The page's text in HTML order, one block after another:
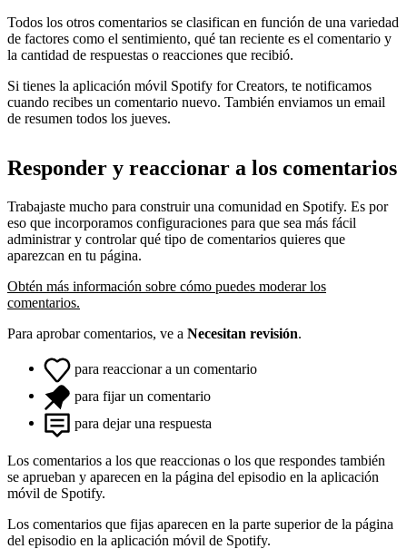
Todos los otros comentarios se clasifican en función de una variedad
de factores como el sentimiento, qué tan reciente es el comentario y
la cantidad de respuestas o reacciones que recibió.
Si tienes la aplicación móvil Spotify for Creators, te notificamos
cuando recibes un comentario nuevo. También enviamos un email
de resumen todos los jueves.
Responder y reaccionar a los comentarios
Trabajaste mucho para construir una comunidad en Spotify. Es por
eso que incorporamos configuraciones para que sea más fácil
administrar y controlar qué tipo de comentarios quieres que
aparezcan en tu página.
Obtén más información sobre cómo puedes moderar los
comentarios.
Para aprobar comentarios, ve a Necesitan revisión.
para reaccionar a un comentario
para fijar un comentario
para dejar una respuesta
Los comentarios a los que reaccionas o los que respondes también
se aprueban y aparecen en la página del episodio en la aplicación
móvil de Spotify.
Los comentarios que fijas aparecen en la parte superior de la página
del episodio en la aplicación móvil de Spotify.